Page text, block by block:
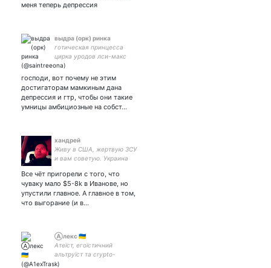
меня теперь депрессия
выдра (орк) ринка
готическая принцесса
цирка уродов лси-макс
горький лвэф 🇷🇺 рыжая
#взаимная с Ынтересными
акк политизирован,
отписывайтИСЯ
господи, вот почему не этим
достигаторам мамкиным дана
депрессия и гтр, чтобы они такие
умницы амбициозные на собст…
хандрей
Живу в США, жертвую ЗСУ
и вам советую. Украина
Россия тоже должна стать
свободной и ответить за
преступления. БСБ флаг
заебись
Все чёт пригорели с того, что
чуваку мало $5-8k в Иванове, но
упустили главное. А главное в том,
что выгорание (и в…
Ⓐлекс 🇺🇦
Атеїст, егоїстичний
альтруїст та crypto-
anarchist in 🇺🇦, CATEGORY